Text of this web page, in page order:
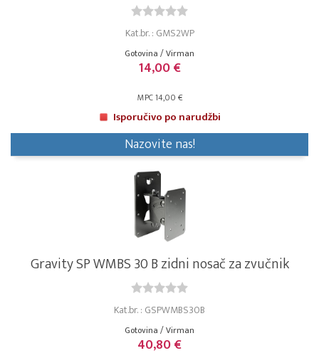
Kat.br. : GMS2WP
Gotovina / Virman
14,00 €
MPC 14,00 €
Isporučivo po narudžbi
Nazovite nas!
Gravity SP WMBS 30 B zidni nosač za zvučnik
Kat.br. : GSPWMBS30B
Gotovina / Virman
40,80 €